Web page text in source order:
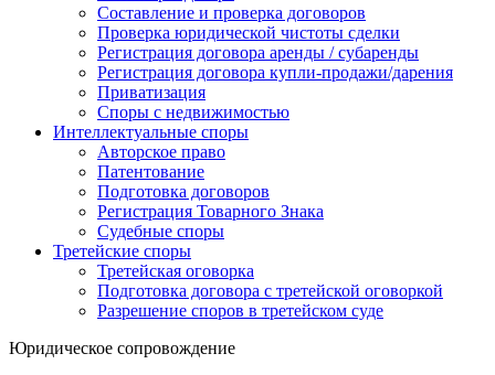
Составление и проверка договоров
Проверка юридической чистоты сделки
Регистрация договора аренды / субаренды
Регистрация договора купли-продажи/дарения
Приватизация
Cпоры с недвижимостью
Интеллектуальные споры
Авторское право
Патентование
Подготовка договоров
Регистрация Товарного Знака
Судебные споры
Третейские споры
Третейская оговорка
Подготовка договора с третейской оговоркой
Разрешение споров в третейском суде
Юридическое сопровождение